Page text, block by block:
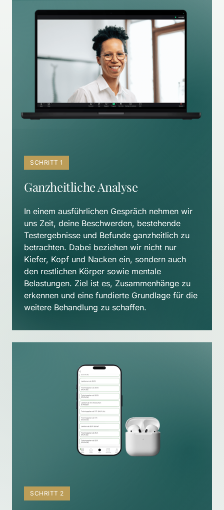
SCHRITT 1
Ganzheitliche Analyse
In einem ausführlichen Gespräch nehmen wir
uns Zeit, deine Beschwerden, bestehende
Testergebnisse und Befunde ganzheitlich zu
betrachten. Dabei beziehen wir nicht nur
Kiefer, Kopf und Nacken ein, sondern auch
den restlichen Körper sowie mentale
Belastungen. Ziel ist es, Zusammenhänge zu
erkennen und eine fundierte Grundlage für die
weitere Behandlung zu schaffen.
SCHRITT 2